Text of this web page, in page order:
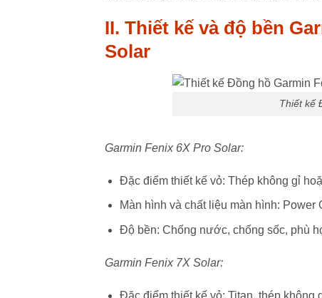
II. Thiết kế và độ bền
Solar
Thiết kế
Garmin Fenix 6X Pro Solar:
Đặc điểm thiết kế vỏ: Thép không gỉ
Màn hình và chất liệu màn hình: Power
Độ bền: Chống nước, chống sốc, phù
Garmin Fenix 7X Solar:
Đặc điểm thiết kế vỏ: Titan, thép không